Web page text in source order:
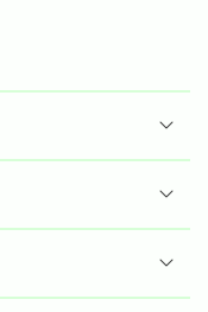
без учета
(замков, и